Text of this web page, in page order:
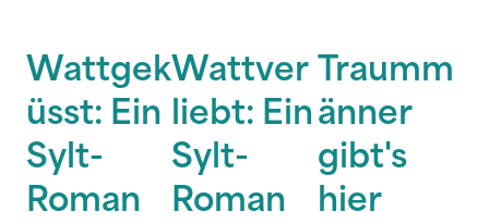
Wattgek
üsst: Ein
Sylt-
Roman
Wattver
liebt: Ein
Sylt-
Roman
Traumm
änner
gibt's
hier